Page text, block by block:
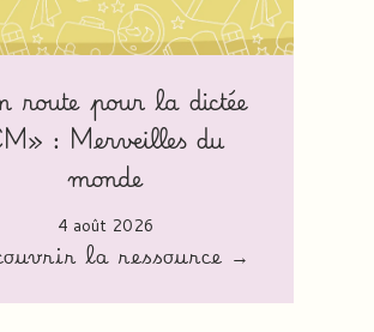
route pour la dictée
: Merveilles du
monde
4 août 2026
la ressource →